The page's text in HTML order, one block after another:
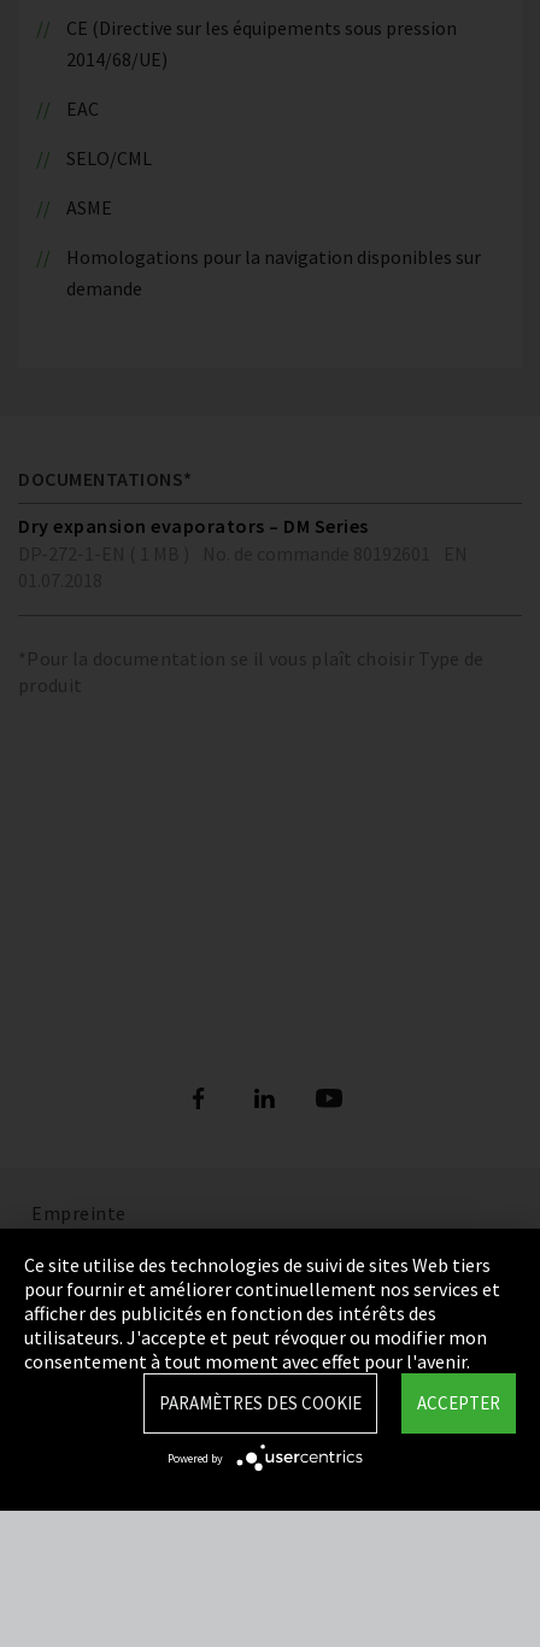
CE (Directive sur les équipements sous pression
2014/68/UE)
EAC
SELO/CML
ASME
Homologations pour la navigation disponibles sur
demande
DOCUMENTATIONS*
Dry expansion evaporators – DM Series
*Pour la documentation se il vous plaît choisir Type de
produit
Empreinte
Politique de confidentialité
Cookie Settings
Termes et Conditions
Integrity Line
Ce site utilise des technologies de suivi de sites Web tiers
pour fournir et améliorer continuellement nos services et
afficher des publicités en fonction des intérêts des
utilisateurs. J'accepte et peut révoquer ou modifier mon
consentement à tout moment avec effet pour l'avenir.
ACCEPTER
PARAMÈTRES DES COOKIE
Powered by